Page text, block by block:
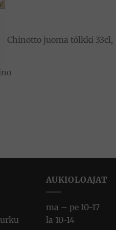
Chinotto juoma tölkki 33cl,
AUKIOLOAJAT
ma – pe 10-17
la 10-14